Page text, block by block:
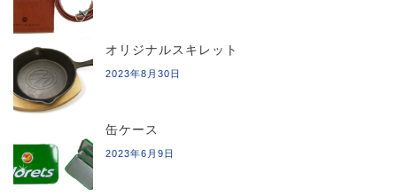
オリジナルスキレット
2023年8月30日
缶ケース
2023年6月9日